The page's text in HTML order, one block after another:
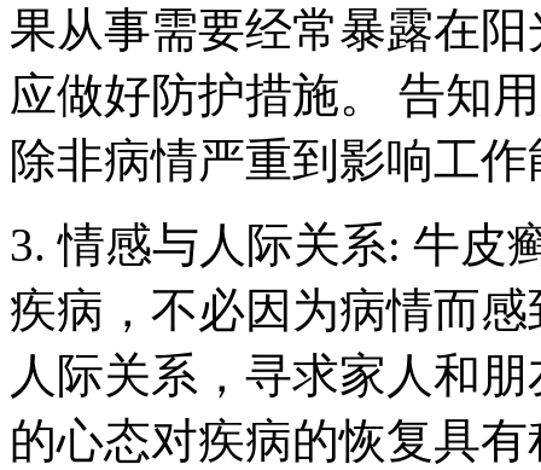
果从事需要经常暴露在
应做好防护措施。 告知
除非病情严重到影响工
3. 情感与人际关系: 牛皮
疾病，不必因为病情而
人际关系，寻求家人和
的心态对疾病的恢复具